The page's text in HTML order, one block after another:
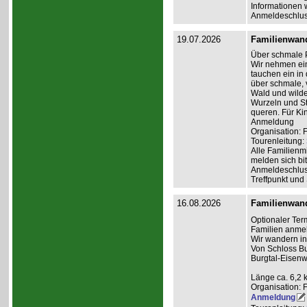
Informationen
19.07.2026
Über schmale
Wir nehmen
tauchen ein in
über schmale,
Wald und
Wurzeln und
queren. Für
Anmeldung
Organisation:
Tourenleitung:
Alle
melden sich
Treffpunkt und
16.08.2026
Optionaler
Familien
Wir wandern
Von Schloss
Burgtal-
Länge ca. 6,2
Organisation:
Anmeldung